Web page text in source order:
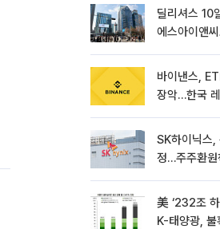
딜리셔스 10
에스아이앤
바이낸스,
장악…한국
SK하이닉스
정…주주환
美 ‘232조
K-태양광, 불